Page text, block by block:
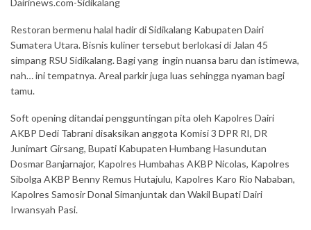
Dairinews.com-Sidikalang
Restoran bermenu halal hadir di Sidikalang Kabupaten Dairi
Sumatera Utara. Bisnis kuliner tersebut berlokasi di Jalan 45
simpang RSU Sidikalang. Bagi yang ingin nuansa baru dan istimewa,
nah… ini tempatnya. Areal parkir juga luas sehingga nyaman bagi
tamu.
Soft opening ditandai pengguntingan pita oleh Kapolres Dairi
AKBP Dedi Tabrani disaksikan anggota Komisi 3 DPR RI, DR
Junimart Girsang, Bupati Kabupaten Humbang Hasundutan
Dosmar Banjarnajor, Kapolres Humbahas AKBP Nicolas, Kapolres
Sibolga AKBP Benny Remus Hutajulu, Kapolres Karo Rio Nababan,
Kapolres Samosir Donal Simanjuntak dan Wakil Bupati Dairi
Irwansyah Pasi.